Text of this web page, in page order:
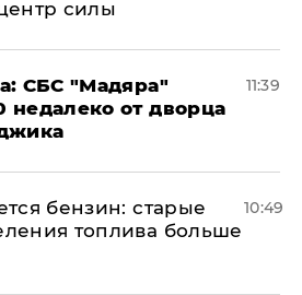
силы
СБС "Мадяра"
недалеко от дворца
11:39
бензин: старые
топлива больше
10:49